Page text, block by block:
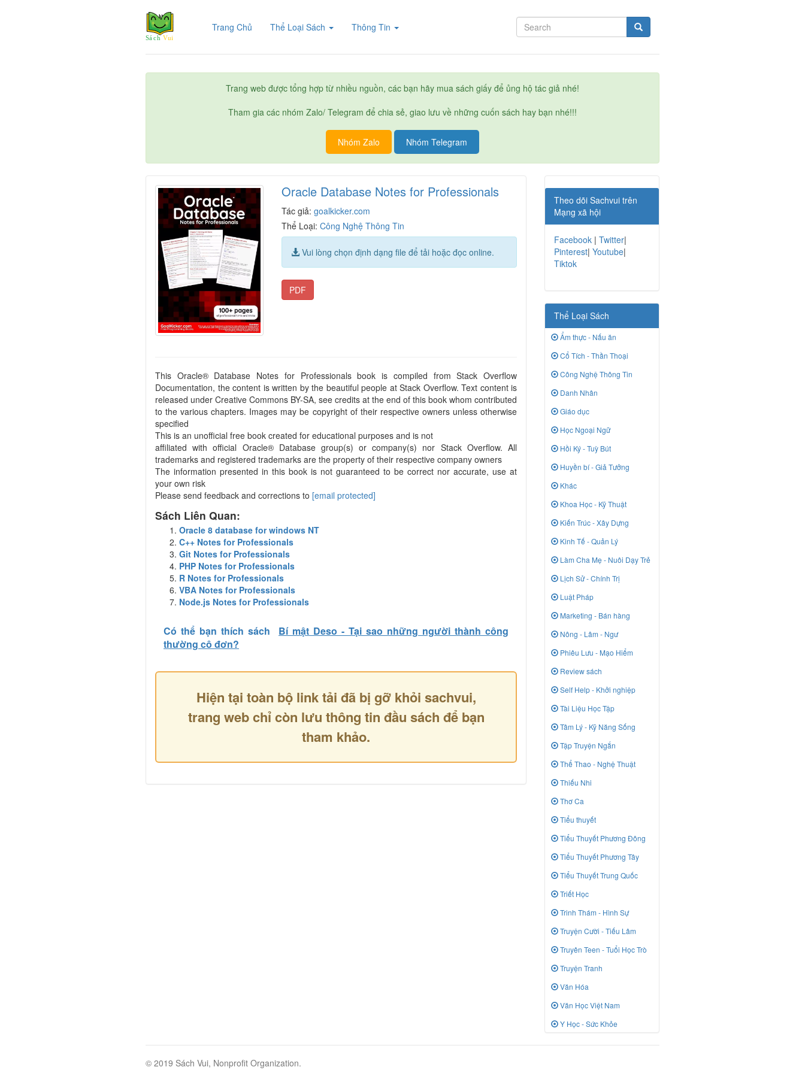
Trang Chủ (current)Thể Loại Sách Thông Tin
Trang web được tổng hợp từ nhiều nguồn, các bạn hãy mua sách giấy để ủng hộ tác giả nhé!
Tham gia các nhóm Zalo/ Telegram để chia sẻ, giao lưu về những cuốn sách hay bạn nhé!!!
Nhóm Zalo Nhóm Telegram
Oracle Database Notes for Professionals
Tác giả:goalkicker.com
Thể Loại:Công Nghệ Thông Tin
Vui lòng chọn định dạng file để tải hoặc đọc online.
PDF
This Oracle® Database Notes for Professionals book is compiled from Stack Overflow
Documentation, the content is written by the beautiful people at Stack Overflow. Text content is
released under Creative Commons BY-SA, see credits at the end of this book whom contributed
to the various chapters. Images may be copyright of their respective owners unless otherwise
specified
This is an unofficial free book created for educational purposes and is not
affiliated with official Oracle® Database group(s) or company(s) nor Stack Overflow. All
trademarks and registered trademarks are the property of their respective company owners
The information presented in this book is not guaranteed to be correct nor accurate, use at
your own risk
Please send feedback and corrections to [email protected]
Sách Liên Quan:
Oracle 8 database for windows NT
C++ Notes for Professionals
Git Notes for Professionals
PHP Notes for Professionals
R Notes for Professionals
VBA Notes for Professionals
Node.js Notes for Professionals
Có thể bạn thích sách
Bí mật Deso - Tại sao những người thành công
thường cô đơn?
Hiện tại toàn bộ link tải đã bị gỡ khỏi sachvui,
trang web chỉ còn lưu thông tin đầu sách để bạn
tham khảo.
Theo dõi Sachvui trên
Mạng xã hội
Facebook | Twitter|
Pinterest| Youtube|
Tiktok
Thể Loại Sách
Ẩm thực - Nấu ăn
Cổ Tích - Thần Thoại
Công Nghệ Thông Tin
Danh Nhân
Giáo dục
Học Ngoại Ngữ
Hồi Ký - Tuỳ Bút
Huyền bí - Giả Tưởng
Khác
Khoa Học - Kỹ Thuật
Kiến Trúc - Xây Dựng
Kinh Tế - Quản Lý
Làm Cha Mẹ - Nuôi Dạy Trẻ
Lịch Sử - Chính Trị
Luật Pháp
Marketing - Bán hàng
Nông - Lâm - Ngư
Phiêu Lưu - Mạo Hiểm
Review sách
Self Help - Khởi nghiệp
Tài Liệu Học Tập
Tâm Lý - Kỹ Năng Sống
Tập Truyện Ngắn
Thể Thao - Nghệ Thuật
Thiếu Nhi
Thơ Ca
Tiểu thuyết
Tiểu Thuyết Phương Đông
Tiểu Thuyết Phương Tây
Tiểu Thuyết Trung Quốc
Triết Học
Trinh Thám - Hình Sự
Truyện Cười - Tiếu Lâm
Truyên Teen - Tuổi Học Trò
Truyện Tranh
Văn Hóa
Văn Học Việt Nam
Y Học - Sức Khỏe
© 2019 Sách Vui, Nonprofit Organization.